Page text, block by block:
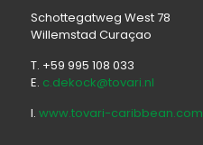
Schottegatweg West 78
Willemstad Curaçao
T. +59 995 108 033
E. c.dekock@tovari.nl
I. www.tovari-caribbean.com